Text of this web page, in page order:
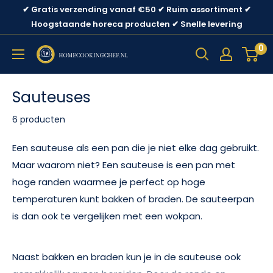
content
✔ Gratis verzending vanaf €50 ✔ Ruim assortiment ✔
Hoogstaande horeca producten ✔ Snelle levering
0
Sauteuses
6 producten
Een sauteuse als een pan die je niet elke dag gebruikt.
Maar waarom niet? Een sauteuse is een pan met
hoge randen waarmee je perfect op hoge
temperaturen kunt bakken of braden. De sauteerpan
is dan ook te vergelijken met een wokpan.
Naast bakken en braden kun je in de sauteuse ook